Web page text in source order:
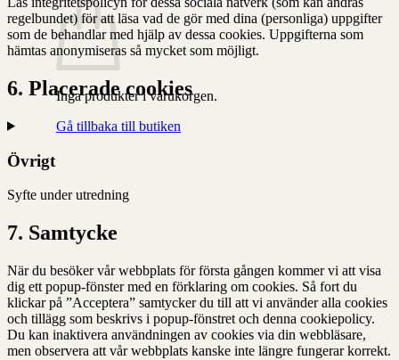
Inga produkter i varukorgen.
Gå tillbaka till butiken
regelbundet) för att läsa vad de gör med dina (personliga) uppgifter
som de behandlar med hjälp av dessa cookies. Uppgifterna som
hämtas anonymiseras så mycket som möjligt.
6. Placerade cookies
Övrigt
Syfte under utredning
Consent
to
Övrigt
7. Samtycke
När du besöker vår webbplats för första gången kommer vi att visa
dig ett popup-fönster med en förklaring om cookies. Så fort du
klickar på ”Acceptera” samtycker du till att vi använder alla cookies
och tillägg som beskrivs i popup-fönstret och denna cookiepolicy.
Du kan inaktivera användningen av cookies via din webbläsare,
men observera att vår webbplats kanske inte längre fungerar korrekt.